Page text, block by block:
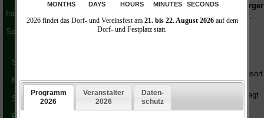
Institutionen
Sport und Freizeit
Sportplatz
Kleinsportanlage
Sporthalle
Dobitschen führt die"Rundtour Altenburger
Obstland (dunkelgrün ausgezeichnet)"
Informationen zur Rundtour
Weiterhin liegt Dobitschen als
durch den Landkreis ausgezeichnten
Radwegenetz. In diesem Radwegenetz liegt
Dobitschen direkt an dem